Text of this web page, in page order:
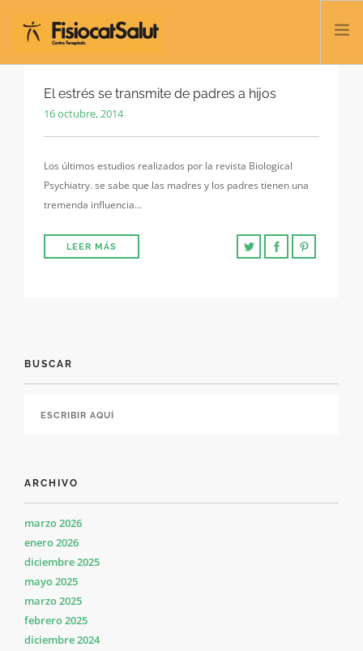
TRATAMIENTOS
SERVICIOS Y CLASES
CONTACTO
El estrés se transmite de padres a hijos
16 octubre, 2014
Los últimos estudios realizados por la revista Biological
Psychiatry. se sabe que las madres y los padres tienen una
tremenda influencia…
LEER MÁS
BUSCAR
ARCHIVO
marzo 2026
enero 2026
diciembre 2025
mayo 2025
marzo 2025
febrero 2025
diciembre 2024